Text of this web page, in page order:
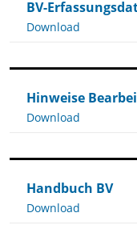
BV-
Download
Hinweise
Download
Handbuch BV
Download